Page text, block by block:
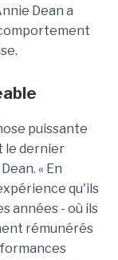
Dean a
puissante
le dernier
« En
qu'ils
années - où ils
rémunérés